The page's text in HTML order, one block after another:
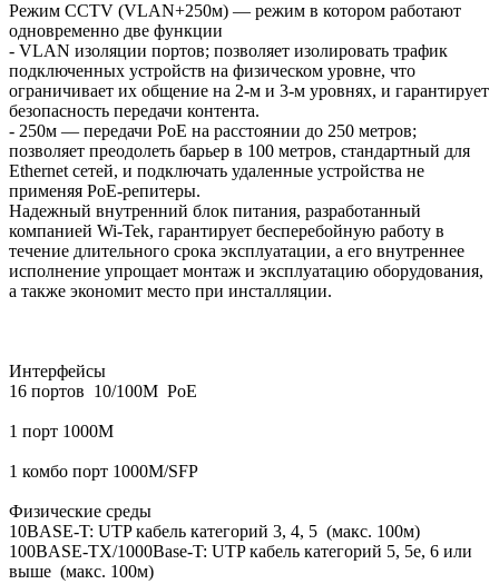
Режим CCTV (VLAN+250м) — режим в котором работают
одновременно две функции
- VLAN изоляции портов; позволяет изолировать трафик
подключенных устройств на физическом уровне, что
ограничивает их общение на 2-м и 3-м уровнях, и гарантирует
безопасность передачи контента.
- 250м — передачи PoE на расстоянии до 250 метров;
позволяет преодолеть барьер в 100 метров, стандартный для
Ethernet сетей, и подключать удаленные устройства не
применяя PoE-репитеры.
Надежный внутренний блок питания, разработанный
компанией Wi-Tek, гарантирует бесперебойную работу в
течение длительного срока эксплуатации, а его внутреннее
исполнение упрощает монтаж и эксплуатацию оборудования,
а также экономит место при инсталляции.
Интерфейсы
16 портов 10/100M PoE
1 порт 1000M
1 комбо порт 1000M/SFP
Физические среды
10BASE-T: UTP кабель категорий 3, 4, 5 (макс. 100м)
100BASE-TX/1000Base-T: UTP кабель категорий 5, 5e, 6 или
выше (макс. 100м)